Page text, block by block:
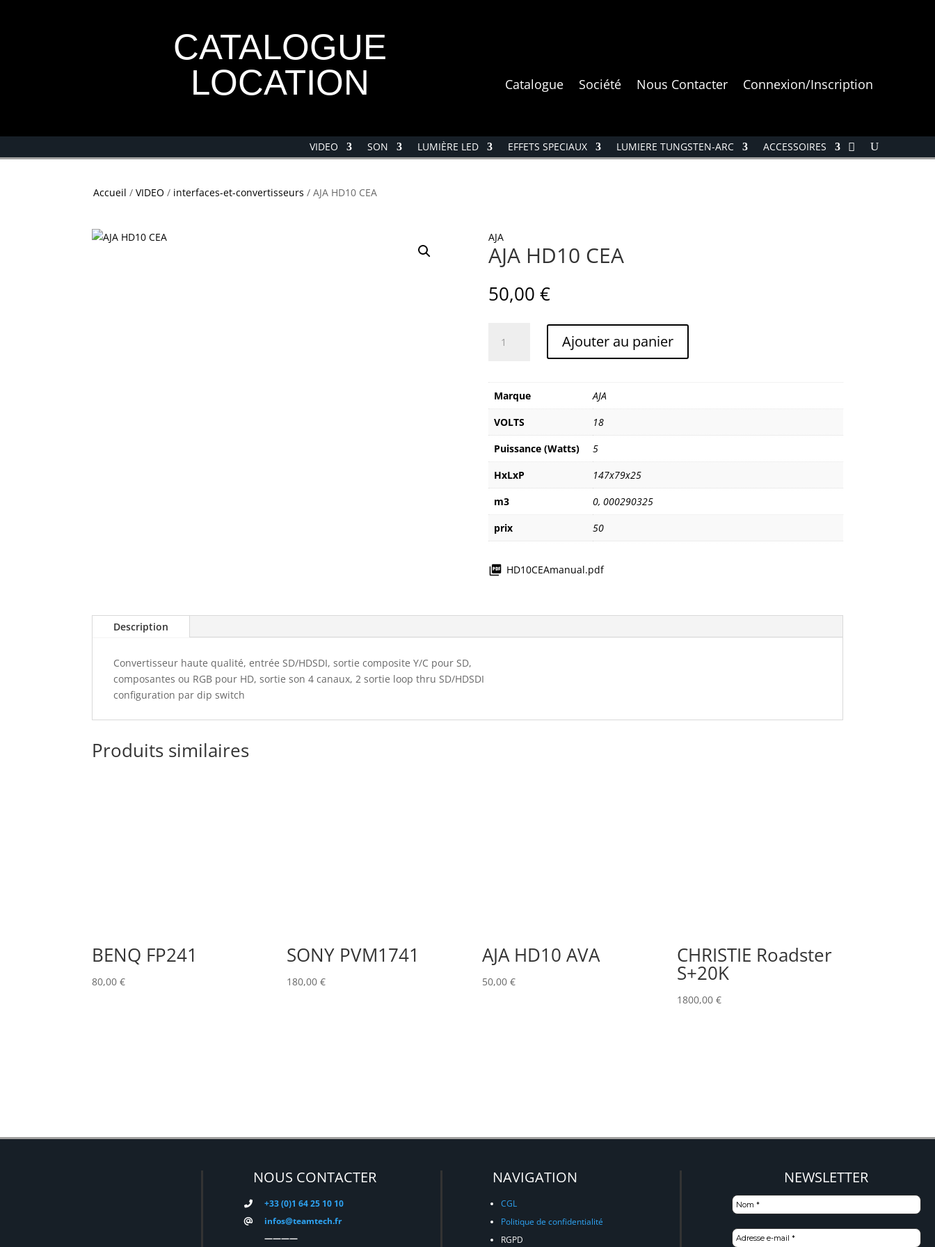
CATALOGUE
LOCATION
Catalogue Société Nous Contacter Connexion/Inscription
VIDEO SON LUMIÈRE LED EFFETS SPECIAUX LUMIERE TUNGSTEN-ARC ACCESSOIRES
Accueil /VIDEO / interfaces-et-convertisseurs / AJA HD10 CEA
AJA
AJA HD10 CEA
50,00 €
CEA
Ajouter au panier
Marque
AJA
VOLTS
18
Puissance (Watts)
5
HxLxP
147x79x25
m3
0, 000290325
prix
50
HD10CEAmanual.pdf
Description
Convertisseur haute qualité, entrée SD/HDSDI, sortie composite Y/C pour SD,
composantes ou RGB pour HD, sortie son 4 canaux, 2 sortie loop thru SD/HDSDI
configuration par dip switch
Produits similaires
BENQ FP241
80,00 €
SONY PVM1741
180,00€
AJA HD10 AVA
50,00 €
CHRISTIE Roadster
S+20K
1800,00 €
NOUS CONTACTER
+33 (0)1 64 25 10 10
infos@teamtech.fr
————
NAVIGATION
CGL
Politique de confidentialité
RGPD
NEWSLETTER